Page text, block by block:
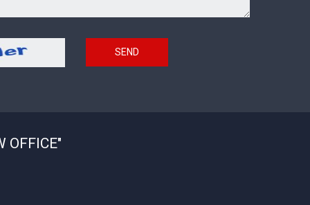
SEND
OFFICE"